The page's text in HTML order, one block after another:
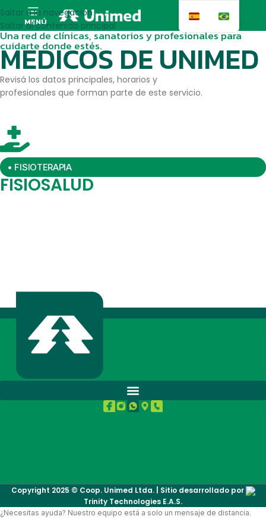
Saltar a la navegación
Saltar al contenido principal
MENÚ
Una red de clínicas, sanatorios y profesionales para
cuidarte donde estés.
MEDICOS DE UNIMED
Revisá los datos principales, horarios y
profesionales que forman parte de este servicio.
• FISIOTERAPIA
FISIOSALUD
Copyright 2025 © Coop. Unimed Ltda. | Sitio desarrollado por
Trinity Technologies E.A.S.
¿Necesitas ayuda? Nuestro equipo está a solo un mensaje de distancia.